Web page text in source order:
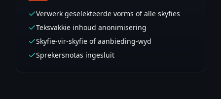
Verwerk geselekteerde vorms of alle skyfies
Teksvakkie inhoud anonimisering
Skyfie-vir-skyfie of aanbieding-wyd
Sprekersnotas ingesluit